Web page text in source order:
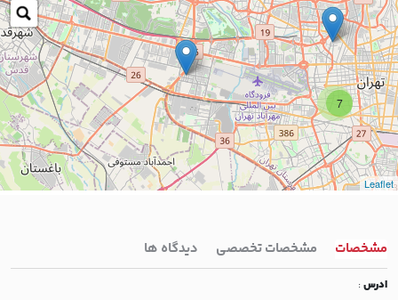
7
Leaflet
مشخصات مشخصات تخصصی دیدگاه ها
ادرس: